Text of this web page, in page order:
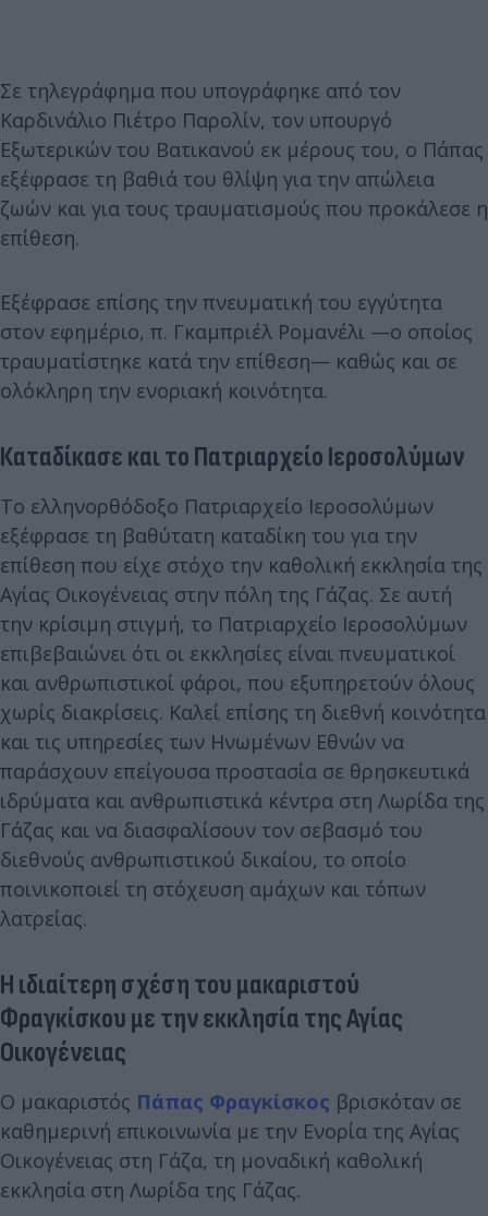
Σε τηλεγράφημα που υπογράφηκε από τον
Καρδινάλιο Πιέτρο Παρολίν, τον υπουργό
Εξωτερικών του Βατικανού εκ μέρους του, ο Πάπας
εξέφρασε τη βαθιά του θλίψη για την απώλεια
ζωών και για τους τραυματισμούς που προκάλεσε η
επίθεση.
Εξέφρασε επίσης την πνευματική του εγγύτητα
στον εφημέριο, π. Γκαμπριέλ Ρομανέλι —ο οποίος
τραυματίστηκε κατά την επίθεση— καθώς και σε
ολόκληρη την ενοριακή κοινότητα.
Καταδίκασε και το Πατριαρχείο Ιεροσολύμων
Το ελληνορθόδοξο Πατριαρχείο Ιεροσολύμων
εξέφρασε τη βαθύτατη καταδίκη του για την
επίθεση που είχε στόχο την καθολική εκκλησία της
Αγίας Οικογένειας στην πόλη της Γάζας. Σε αυτή
την κρίσιμη στιγμή, το Πατριαρχείο Ιεροσολύμων
επιβεβαιώνει ότι οι εκκλησίες είναι πνευματικοί
και ανθρωπιστικοί φάροι, που εξυπηρετούν όλους
χωρίς διακρίσεις. Καλεί επίσης τη διεθνή κοινότητα
και τις υπηρεσίες των Ηνωμένων Εθνών να
παράσχουν επείγουσα προστασία σε θρησκευτικά
ιδρύματα και ανθρωπιστικά κέντρα στη Λωρίδα της
Γάζας και να διασφαλίσουν τον σεβασμό του
διεθνούς ανθρωπιστικού δικαίου, το οποίο
ποινικοποιεί τη στόχευση αμάχων και τόπων
λατρείας.
Η ιδιαίτερη σχέση του μακαριστού
Φραγκίσκου με την εκκλησία της Αγίας
Οικογένειας
Ο μακαριστός Πάπας Φραγκίσκος βρισκόταν σε
καθημερινή επικοινωνία με την Ενορία της Αγίας
Οικογένειας στη Γάζα, τη μοναδική καθολική
εκκλησία στη Λωρίδα της Γάζας.